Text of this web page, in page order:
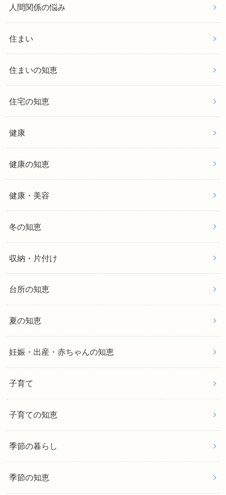
人間関係の悩み
住まい
住まいの知恵
住宅の知恵
健康
健康の知恵
健康・美容
冬の知恵
収納・片付け
台所の知恵
夏の知恵
妊娠・出産・赤ちゃんの知恵
子育て
子育ての知恵
季節の暮らし
季節の知恵